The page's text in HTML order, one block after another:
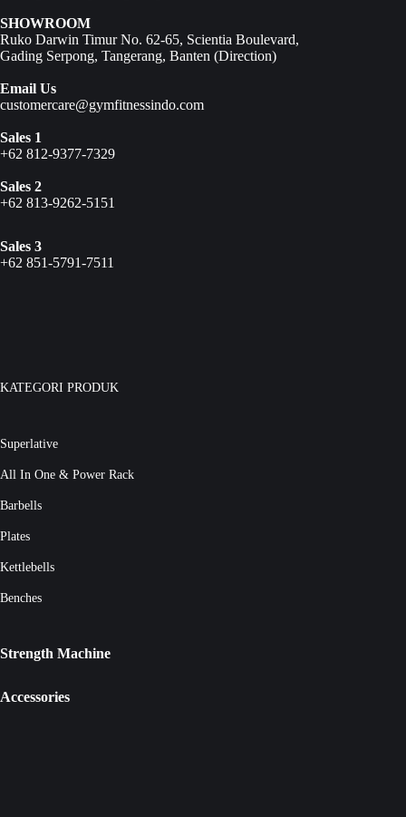
SHOWROOM
Ruko Darwin Timur No. 62-65, Scientia Boulevard,
Gading Serpong, Tangerang, Banten (Direction)
Email Us
customercare@gymfitnessindo.com
Sales 1
+62 812-9377-7329
Sales 2
+62 813-9262-5151
Sales 3
+62 851-5791-7511
KATEGORI PRODUK
Superlative
All In One & Power Rack
Barbells
Plates
Kettlebells
Benches
Strength Machine
Accessories